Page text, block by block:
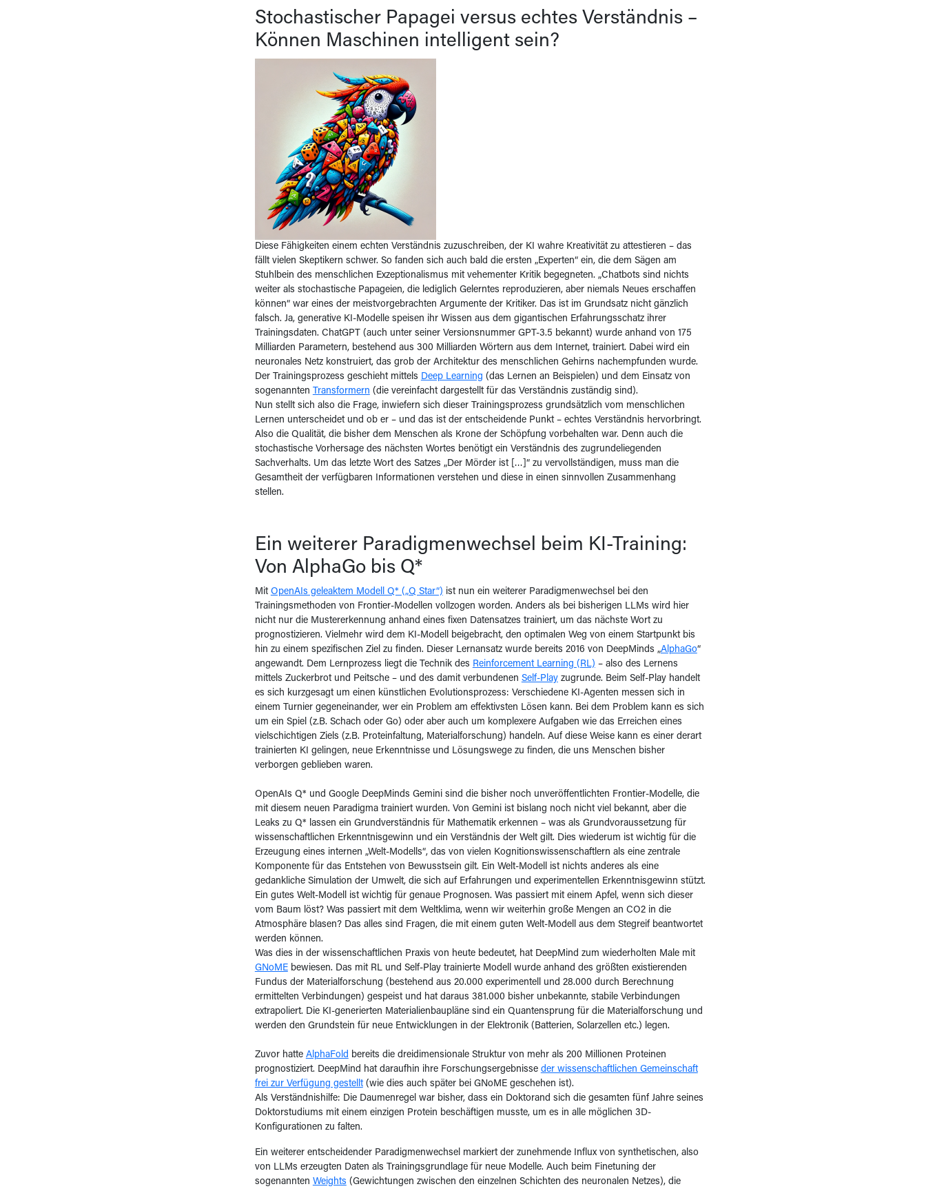
Stochastischer Papagei versus echtes Verständnis –
Können Maschinen intelligent sein?
Diese Fähigkeiten einem echten Verständnis zuzuschreiben, der KI wahre Kreativität zu attestieren – das
fällt vielen Skeptikern schwer. So fanden sich auch bald die ersten „Experten“ ein, die dem Sägen am
Stuhlbein des menschlichen Exzeptionalismus mit vehementer Kritik begegneten. „Chatbots sind nichts
weiter als stochastische Papageien, die lediglich Gelerntes reproduzieren, aber niemals Neues erschaffen
können“ war eines der meistvorgebrachten Argumente der Kritiker. Das ist im Grundsatz nicht gänzlich
falsch. Ja, generative KI-Modelle speisen ihr Wissen aus dem gigantischen Erfahrungsschatz ihrer
Trainingsdaten. ChatGPT (auch unter seiner Versionsnummer GPT-3.5 bekannt) wurde anhand von 175
Milliarden Parametern, bestehend aus 300 Milliarden Wörtern aus dem Internet, trainiert. Dabei wird ein
neuronales Netz konstruiert, das grob der Architektur des menschlichen Gehirns nachempfunden wurde.
Der Trainingsprozess geschieht mittels Deep Learning (das Lernen an Beispielen) und dem Einsatz von
sogenannten Transformern (die vereinfacht dargestellt für das Verständnis zuständig sind).
Nun stellt sich also die Frage, inwiefern sich dieser Trainingsprozess grundsätzlich vom menschlichen
Lernen unterscheidet und ob er – und das ist der entscheidende Punkt – echtes Verständnis hervorbringt.
Also die Qualität, die bisher dem Menschen als Krone der Schöpfung vorbehalten war. Denn auch die
stochastische Vorhersage des nächsten Wortes benötigt ein Verständnis des zugrundeliegenden
Sachverhalts. Um das letzte Wort des Satzes „Der Mörder ist […]“ zu vervollständigen, muss man die
Gesamtheit der verfügbaren Informationen verstehen und diese in einen sinnvollen Zusammenhang
stellen.
Ein weiterer Paradigmenwechsel beim KI-Training:
Von AlphaGo bis Q*
Mit OpenAIs geleaktem Modell Q* („Q Star“) ist nun ein weiterer Paradigmenwechsel bei den
Trainingsmethoden von Frontier-Modellen vollzogen worden. Anders als bei bisherigen LLMs wird hier
nicht nur die Mustererkennung anhand eines fixen Datensatzes trainiert, um das nächste Wort zu
prognostizieren. Vielmehr wird dem KI-Modell beigebracht, den optimalen Weg von einem Startpunkt bis
hin zu einem spezifischen Ziel zu finden. Dieser Lernansatz wurde bereits 2016 von DeepMinds „AlphaGo“
angewandt. Dem Lernprozess liegt die Technik des Reinforcement Learning (RL) – also des Lernens
mittels Zuckerbrot und Peitsche – und des damit verbundenen Self-Playzugrunde. Beim Self-Play handelt
es sich kurzgesagt um einen künstlichen Evolutionsprozess: Verschiedene KI-Agenten messen sich in
einem Turnier gegeneinander, wer ein Problem am effektivsten Lösen kann. Bei dem Problem kann es sich
um ein Spiel (z.B. Schach oder Go) oder aber auch um komplexere Aufgaben wie das Erreichen eines
vielschichtigen Ziels (z.B. Proteinfaltung, Materialforschung) handeln. Auf diese Weise kann es einer derart
trainierten KI gelingen, neue Erkenntnisse und Lösungswege zu finden, die uns Menschen bisher
verborgen geblieben waren.
OpenAIs Q* und Google DeepMinds Gemini sind die bisher noch unveröffentlichten Frontier-Modelle, die
mit diesem neuen Paradigma trainiert wurden. Von Gemini ist bislang noch nicht viel bekannt, aber die
Leaks zu Q* lassen ein Grundverständnis für Mathematik erkennen – was als Grundvoraussetzung für
wissenschaftlichen Erkenntnisgewinn und ein Verständnis der Welt gilt. Dies wiederum ist wichtig für die
Erzeugung eines internen „Welt-Modells“, das von vielen Kognitionswissenschaftlern als eine zentrale
Komponente für das Entstehen von Bewusstsein gilt. Ein Welt-Modell ist nichts anderes als eine
gedankliche Simulation der Umwelt, die sich auf Erfahrungen und experimentellen Erkenntnisgewinn stützt.
Ein gutes Welt-Modell ist wichtig für genaue Prognosen. Was passiert mit einem Apfel, wenn sich dieser
vom Baum löst? Was passiert mit dem Weltklima, wenn wir weiterhin große Mengen an CO2 in die
Atmosphäre blasen? Das alles sind Fragen, die mit einem guten Welt-Modell aus dem Stegreif beantwortet
werden können.
Was dies in der wissenschaftlichen Praxis von heute bedeutet, hat DeepMind zum wiederholten Male mit
GNoMEbewiesen. Das mit RL und Self-Play trainierte Modell wurde anhand des größten existierenden
Fundus der Materialforschung (bestehend aus 20.000 experimentell und 28.000 durch Berechnung
ermittelten Verbindungen) gespeist und hat daraus 381.000 bisher unbekannte, stabile Verbindungen
extrapoliert. Die KI-generierten Materialienbaupläne sind ein Quantensprung für die Materialforschung und
werden den Grundstein für neue Entwicklungen in der Elektronik (Batterien, Solarzellen etc.) legen.
Zuvor hatte AlphaFold bereits die dreidimensionale Struktur von mehr als 200 Millionen Proteinen
prognostiziert. DeepMind hat daraufhin ihre Forschungsergebnisse der wissenschaftlichen Gemeinschaft
frei zur Verfügung gestellt(wie dies auch später bei GNoME geschehen ist).
Als Verständnishilfe: Die Daumenregel war bisher, dass ein Doktorand sich die gesamten fünf Jahre seines
Doktorstudiums mit einem einzigen Protein beschäftigen musste, um es in alle möglichen 3D-
Konfigurationen zu falten.
Ein weiterer entscheidender Paradigmenwechsel markiert der zunehmende Influx von synthetischen, also
von LLMs erzeugten Daten als Trainingsgrundlage für neue Modelle. Auch beim Finetuning der
sogenannten Weights (Gewichtungen zwischen den einzelnen Schichten des neuronalen Netzes), die